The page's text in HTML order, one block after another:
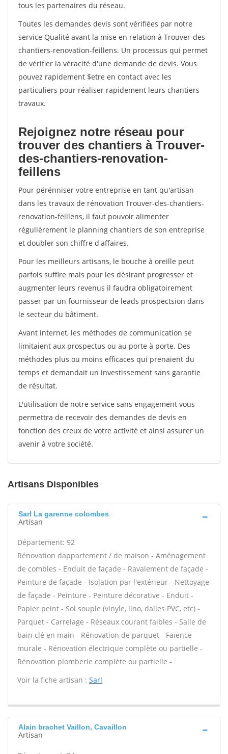
tous les partenaires du réseau.
Toutes les demandes devis sont vérifiées par notre
service Qualité avant la mise en relation à Trouver-des-
chantiers-renovation-feillens. Un processus qui permet
de vérifier la véracité d'une demande de devis. Vous
pouvez rapidement $etre en contact avec les
particuliers pour réaliser rapidement leurs chantiers
travaux.
Rejoignez notre réseau pour
trouver des chantiers à Trouver-
des-chantiers-renovation-
feillens
Pour pérénniser votre entreprise en tant qu'artisan
dans les travaux de rénovation Trouver-des-chantiers-
renovation-feillens, il faut pouvoir alimenter
régulièrement le planning chantiers de son entreprise
et doubler son chiffre d'affaires.
Pour les meilleurs artisans, le bouche à oreille peut
parfois suffire mais pour les désirant progresser et
augmenter leurs revenus il faudra obligatoirement
passer par un fournisseur de leads prospectsion dans
le secteur du bâtiment.
Avant internet, les méthodes de communication se
limitaient aux prospectus ou au porte à porte. Des
méthodes plus ou moins efficaces qui prenaient du
temps et demandait un investissement sans garantie
de résultat.
L'utilisation de notre service sans engagement vous
permettra de recevoir des demandes de devis en
fonction des creux de votre activité et ainsi assurer un
avenir à votre société.
Artisans Disponibles
Sarl La garenne colombes
Artisan
Département: 92
Rénovation dappartement / de maison - Aménagement
de combles - Enduit de façade - Ravalement de façade -
Peinture de façade - Isolation par l'extérieur - Nettoyage
de façade - Peinture - Peinture décorative - Enduit -
Papier peint - Sol souple (vinyle, lino, dalles PVC, etc) -
Parquet - Carrelage - Réseaux courant faibles - Salle de
bain clé en main - Rénovation de parquet - Faïence
murale - Rénovation électrique complète ou partielle -
Rénovation plomberie complète ou partielle -
Voir la fiche artisan : Sarl
Alain brachet Vaillon, Cavaillon
Artisan